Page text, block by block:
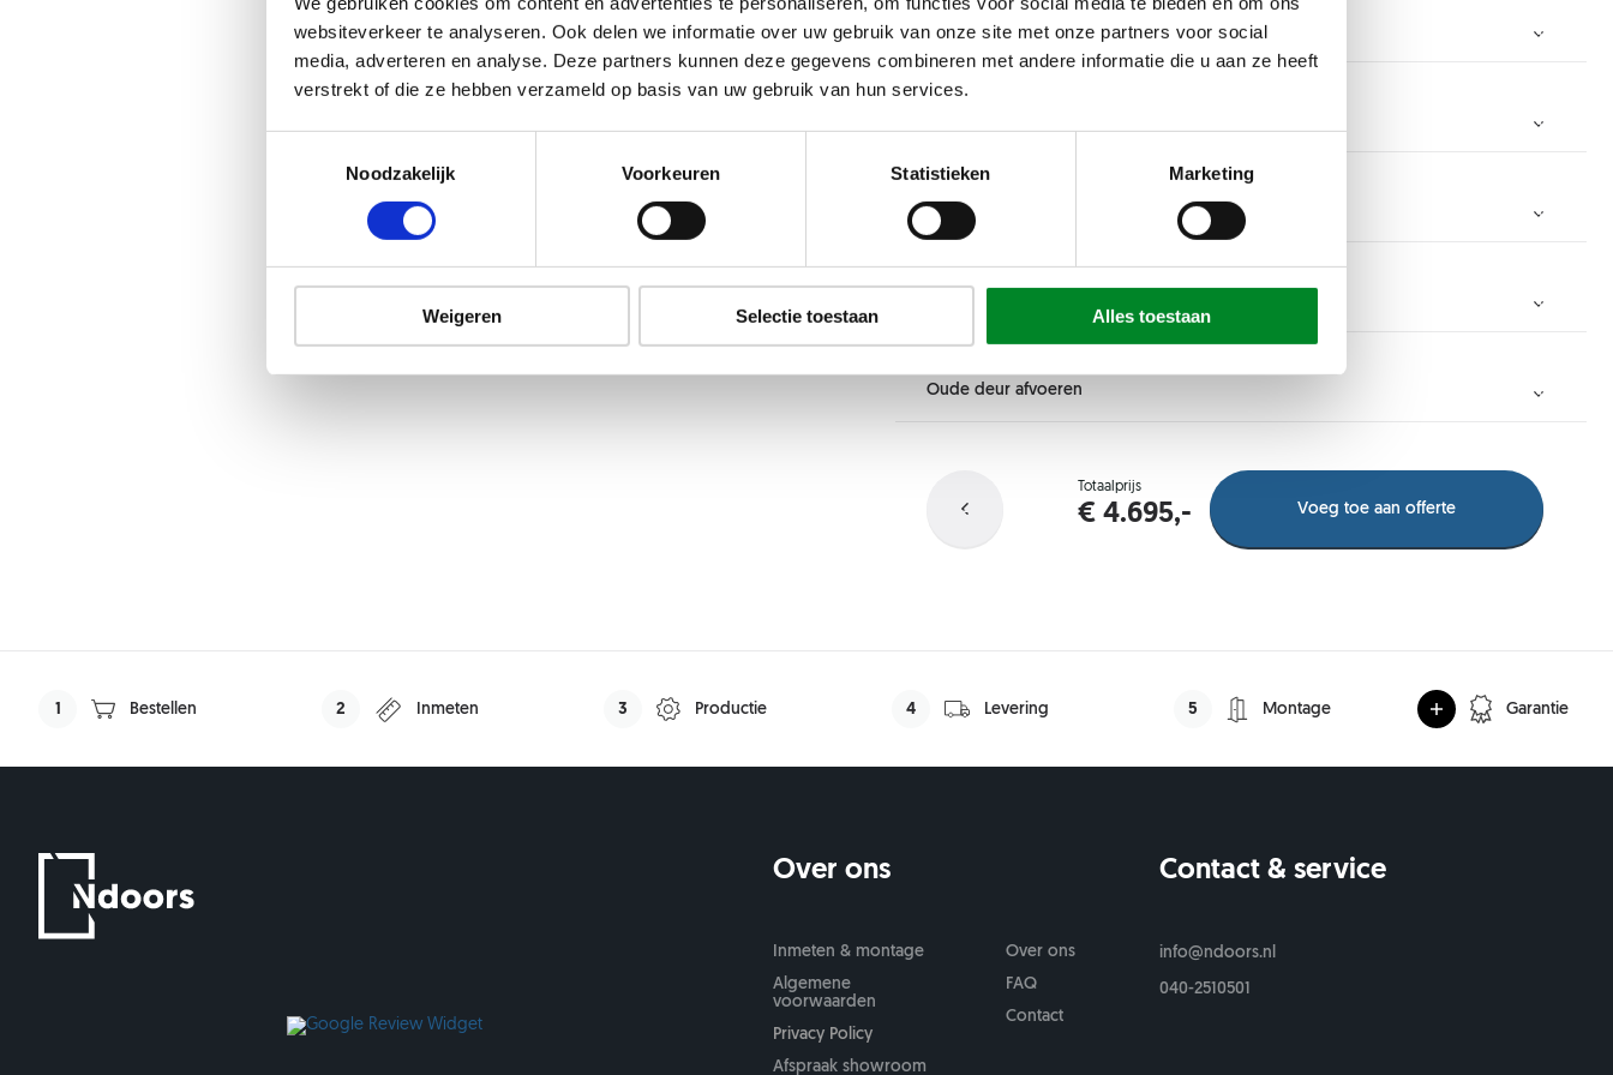
websiteverkeer te analyseren. Ook delen we informatie over uw gebruik van onze site met onze partners voor social
media, adverteren en analyse. Deze partners kunnen deze gegevens combineren met andere informatie die u aan ze heeft
verstrekt of die ze hebben verzameld op basis van uw gebruik van hun services.
Noodzakelijk Voorkeuren Statistieken Marketing
Weigeren Selectie toestaan Alles toestaan
mm
Min: 750 mm - Max: 1150 mm
Kleur
Kleur
Deurbeslag
Deurbeslag
Argenta
Oude deur afvoeren
Totaalprijs
€ 4.695,- Voeg toe aan offerte
1 Bestellen 2 Inmeten 3 Productie 4 Levering 5 Montage Garantie
Over ons
Inmeten & montage
Algemene
voorwaarden
Privacy Policy
Afspraak showroom
Over ons
FAQ
Contact
Contact & service
info@ndoors.nl
040-2510501